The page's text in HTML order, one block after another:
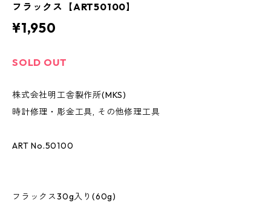
フラックス【ART50100】
¥1,950
SOLD OUT
株式会社明工舎製作所(MKS)
時計修理・彫金工具, その他修理工具
ART No.50100
フラックス30g入り(60g)